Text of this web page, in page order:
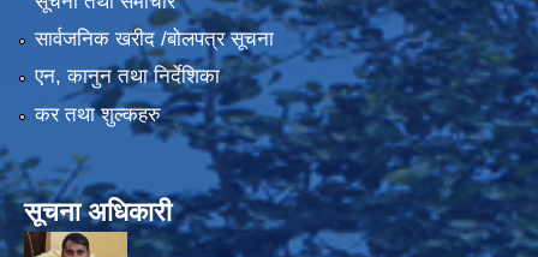
सार्वजनिक खरीद /बोलपत्र सूचना
एन, कानुन तथा निर्देशिका
कर तथा शुल्कहरु
सूचना अधिकारी